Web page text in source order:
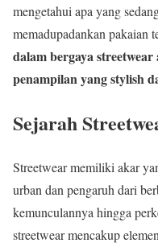
mengetahui apa yang
memadupadankan pakaian
dalam bergaya
penampilan yang stylish
Sejarah
Streetwear memiliki akar
urban dan pengaruh dari
kemunculannya hingga
streetwear mencakup